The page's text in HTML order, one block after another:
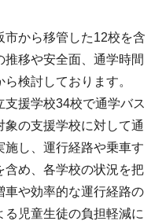
から移管した12校を含
移や安全面、通学時間
検討しております。
援学校34校で通学バス
象の支援学校に対して通
し、運行経路や乗車す
含め、各学校の状況を把
車や効率的な運行経路の
る児童生徒の負担軽減に